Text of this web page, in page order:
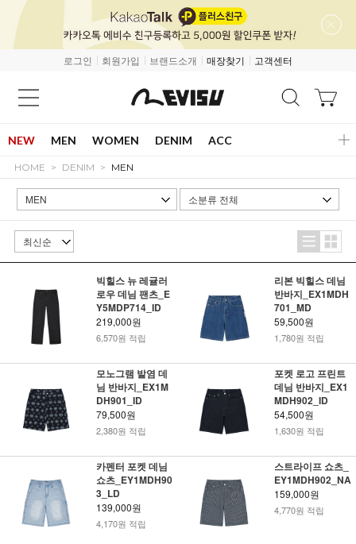
로그인 회원가입 브랜드소개 매장찾기 고객센터
NEW MEN WOMEN DENIM ACC
HOME DENIM MEN
빅힐스 뉴 레귤러
로우 데님 팬츠_E
Y5MDP714_ID
219,000원
6,570원 적립
리본 빅힐스 데님
반바지_EX1MDH
701_MD
59,500원
1,780원 적립
모노그램 발염 데
님 반바지_EX1M
DH901_ID
79,500원
2,380원 적립
포켓 로고 프린트
데님 반바지_EX1
MDH902_ID
54,500원
1,630원 적립
카펜터 포켓 데님
쇼츠_EY1MDH90
3_LD
139,000원
4,170원 적립
스트라이프 쇼츠_
EY1MDH902_NA
159,000원
4,770원 적립